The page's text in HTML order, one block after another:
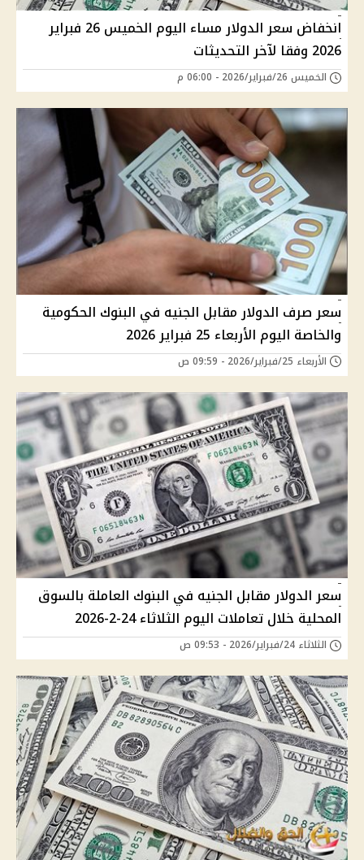
انخفاض سعر الدولار مساء اليوم الخميس 26 فبراير
2026 وفقا لآخر التحديثات
الخميس 26/فبراير/2026 - 06:00 م
سعر صرف الدولار مقابل الجنيه في البنوك الحكومية
والخاصة اليوم الأربعاء 25 فبراير 2026
الأربعاء 25/فبراير/2026 - 09:59 ص
سعر الدولار مقابل الجنيه في البنوك العاملة بالسوق
المحلية خلال تعاملات اليوم الثلاثاء 24-2-2026
الثلاثاء 24/فبراير/2026 - 09:53 ص